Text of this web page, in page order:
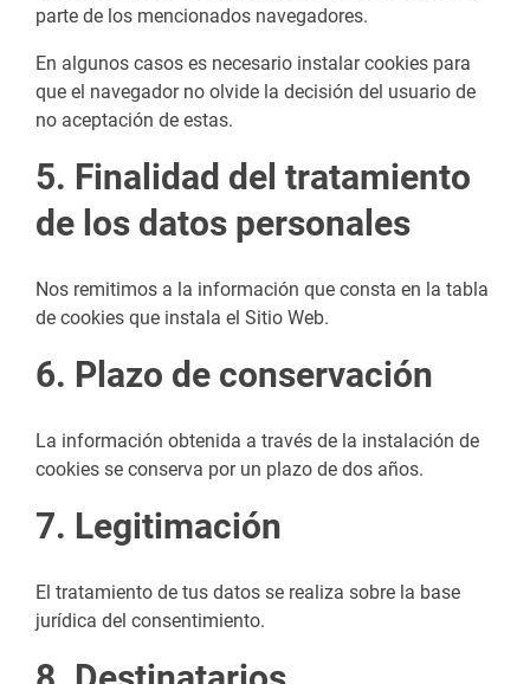
parte de los mencionados navegadores.
En algunos casos es necesario instalar cookies para
que el navegador no olvide la decisión del usuario de
no aceptación de estas.
5. Finalidad del tratamiento
de los datos personales
Nos remitimos a la información que consta en la tabla
de cookies que instala el Sitio Web.
6. Plazo de conservación
La información obtenida a través de la instalación de
cookies se conserva por un plazo de dos años.
7. Legitimación
El tratamiento de tus datos se realiza sobre la base
jurídica del consentimiento.